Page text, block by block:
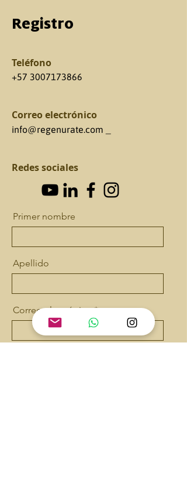
Registro
Teléfono
+57 3007173866
Correo electrónico
info@regenurate.com
Redes sociales
Primer nombre
Apellido
Correo electrónico